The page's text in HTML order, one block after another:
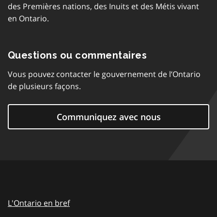
des Premières nations, des Inuits et des Métis vivant
en Ontario.
Questions ou commentaires
Vous pouvez contacter le gouvernement de l’Ontario
de plusieurs façons.
Communiquez avec nous
L'Ontario en bref